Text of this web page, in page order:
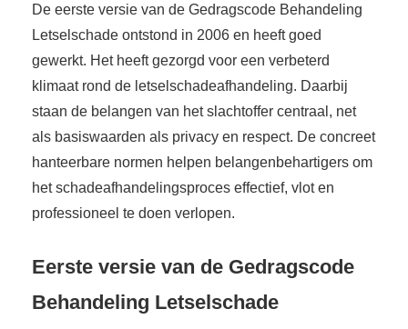
De eerste versie van de Gedragscode Behandeling
Letselschade ontstond in 2006 en heeft goed
gewerkt. Het heeft gezorgd voor een verbeterd
klimaat rond de letselschadeafhandeling. Daarbij
staan de belangen van het slachtoffer centraal, net
als basiswaarden als privacy en respect. De concreet
hanteerbare normen helpen belangenbehartigers om
het schadeafhandelingsproces effectief, vlot en
professioneel te doen verlopen.
Eerste versie van de Gedragscode
Behandeling Letselschade